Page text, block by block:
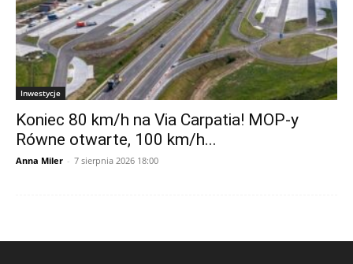
Inwestycje
Koniec 80 km/h na Via Carpatia! MOP-y
Równe otwarte, 100 km/h...
Anna Miler - 7 sierpnia 2026 18:00